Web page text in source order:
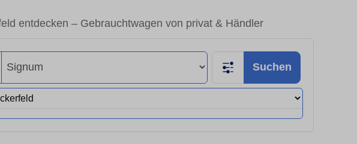
entdecken – Gebrauchtwagen von privat & Händler
Suchen